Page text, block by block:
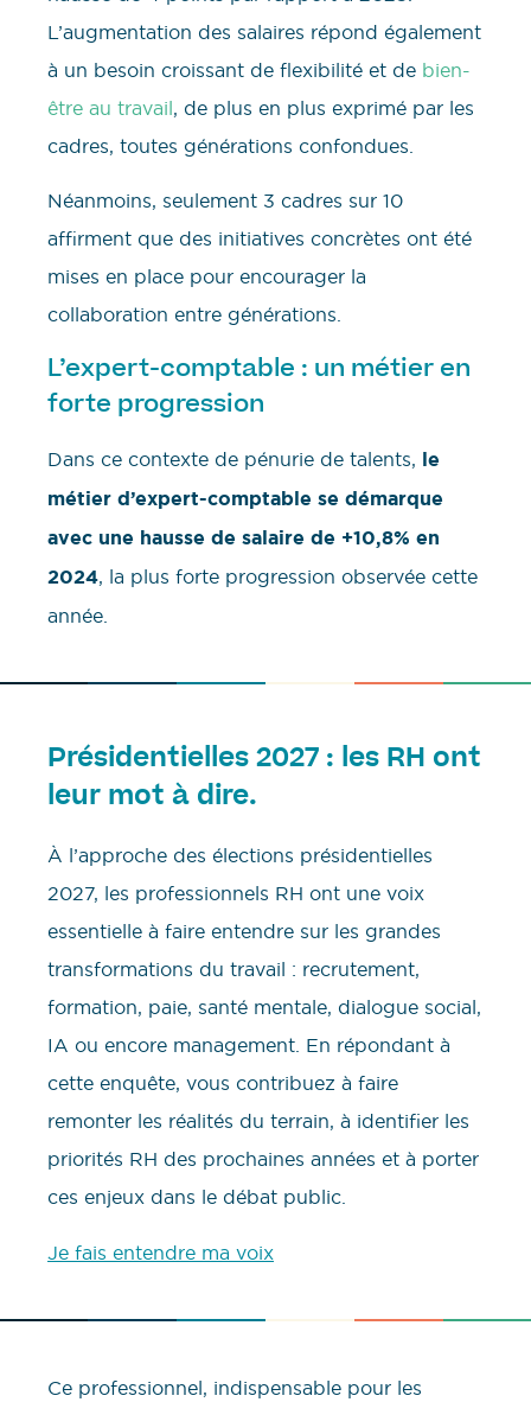
L’augmentation des salaires répond également
à un besoin croissant de flexibilité et de bien-
être au travail, de plus en plus exprimé par les
cadres, toutes générations confondues.
Néanmoins, seulement 3 cadres sur 10
affirment que des initiatives concrètes ont été
mises en place pour encourager la
collaboration entre générations.
L’expert-comptable : un métier en
forte progression
Dans ce contexte de pénurie de talents, le
métier d’expert-comptable se démarque
avec une hausse de salaire de +10,8% en
2024, la plus forte progression observée cette
année.
Présidentielles 2027 : les RH ont
leur mot à dire.
À l’approche des élections présidentielles
2027, les professionnels RH ont une voix
essentielle à faire entendre sur les grandes
transformations du travail : recrutement,
formation, paie, santé mentale, dialogue social,
IA ou encore management. En répondant à
cette enquête, vous contribuez à faire
remonter les réalités du terrain, à identifier les
priorités RH des prochaines années et à porter
ces enjeux dans le débat public.
Je fais entendre ma voix
Ce professionnel, indispensable pour les